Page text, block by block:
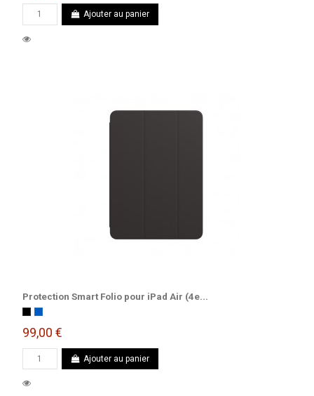
Ajouter au panier
Protection Smart Folio pour iPad Air (4e...
NoirBleu marine
99,00 €
Ajouter au panier